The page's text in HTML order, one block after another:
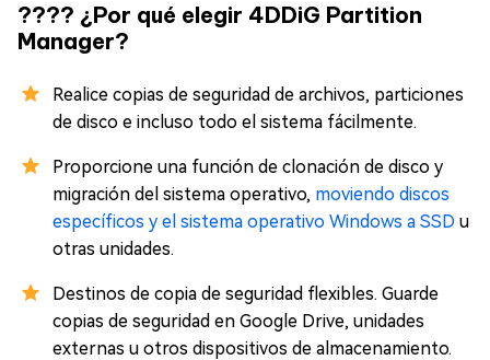
???? ¿Por qué elegir 4DDiG Partition
Manager?
Realice copias de seguridad de archivos, particiones
de disco e incluso todo el sistema fácilmente.
Proporcione una función de clonación de disco y
migración del sistema operativo, moviendo discos
específicos y el sistema operativo Windows a SSD u
otras unidades.
Destinos de copia de seguridad flexibles. Guarde
copias de seguridad en Google Drive, unidades
externas u otros dispositivos de almacenamiento.